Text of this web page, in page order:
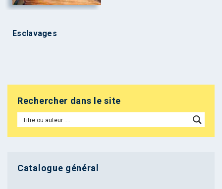
Esclavages
Rechercher dans le site
Catalogue général